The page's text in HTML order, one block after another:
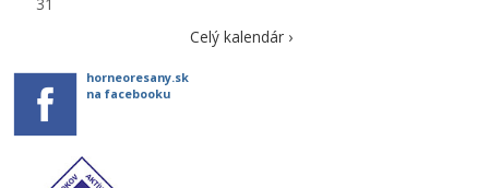
Celý kalendár ›
horneoresany.sk
na facebooku